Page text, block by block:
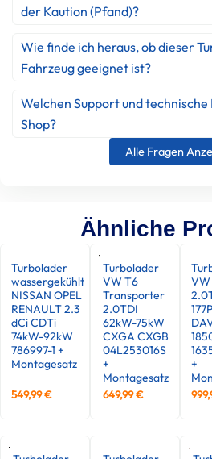
der Kaution (Pfand)?
Wie finde ich heraus, ob dieser
Fahrzeug geeignet ist?
Welchen Support und
Shop?
Alle Fragen
Ähnliche
Turbolader
wassergekühlt
NISSAN OPEL
RENAULT 2.3
dCi CDTi
74kW-92kW
786997-1 +
Montagesatz
549,99€
Turbolader
VW T6
Transporter
2.0TDI
62kW-75kW
CXGA CXGB
04L253016S
+
Montagesatz
649,99€
+